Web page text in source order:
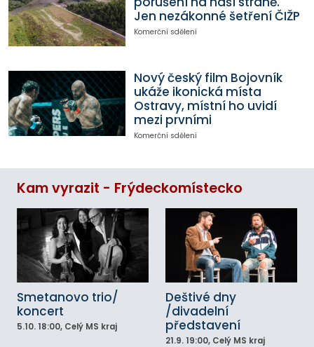
Jen nezákonné šetření ČIŽP
Komerční sdělení
Nový český film Bojovník
ukáže ikonická místa
Ostravy, místní ho uvidí
mezi prvními
Komerční sdělení
Kam vyrazit - Frýdeckomístecko
Smetanovo trio/
koncert
5.10. 18:00, Celý MS kraj
Deštivé dny
/divadelní
představení
21.9. 19:00, Celý MS kraj